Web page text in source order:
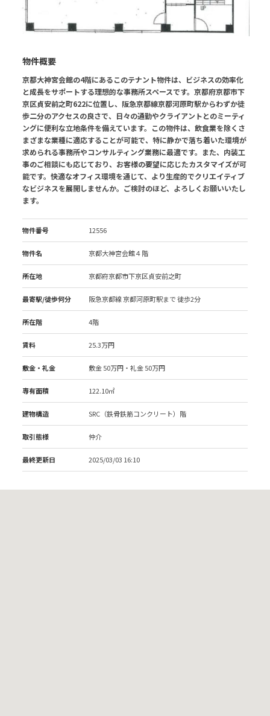
物件概要
京都大神宮会館の4階にあるこのテナント物件は、ビジネスの効率化
と成長をサポートする理想的な事務所スペースです。京都府京都市下
京区貞安前之町622に位置し、阪急京都線京都河原町駅からわずか徒
歩二分のアクセスの良さで、日々の通勤やクライアントとのミーティ
ングに便利な立地条件を備えています。この物件は、飲食業を除くさ
まざまな業種に適応することが可能で、特に静かで落ち着いた環境が
求められる事務所やコンサルティング業務に最適です。また、内装工
事のご相談にも応じており、お客様の要望に応じたカスタマイズが可
能です。快適なオフィス環境を通じて、より生産的でクリエイティブ
なビジネスを展開しませんか。ご検討のほど、よろしくお願いいたし
ます。
物件番号 12556
物件名 京都大神宮会館４階
所在地 京都府京都市下京区貞安前之町
最寄駅/徒歩何分 阪急京都線 京都河原町駅まで 徒歩2分
所在階 4階
賃料 25.3万円
敷金・礼金 敷金 50万円・礼金 50万円
専有面積 122.10㎡
建物構造 SRC（鉄骨鉄筋コンクリート）階
取引態様 仲介
最終更新日 2025/03/03 16:10